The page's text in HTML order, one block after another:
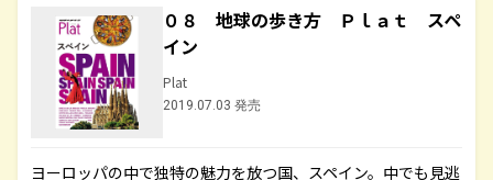
０８ 地球の歩き方 Ｐｌａｔ スペ
イン
Plat
2019.07.03 発売
ヨーロッパの中で独特の魅力を放つ国、スペイン。中でも見逃